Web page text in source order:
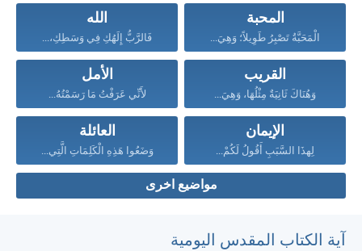
المحبة
الْمَحَبَّةُ تَصْبِرُ طَوِيلاً؛ وَهِيَ...
الله
فَالرَّبُّ إِلَهُكِ فِي وَسَطِكِ،...
القريب
وَهُنَاكَ ثَانِيَةٌ مِثْلُهَا، وَهِيَ...
الأمل
لأَنِّي عَرَفْتُ مَا رَسَمْتُهُ...
الإيمان
لِهذَا السَّبَبِ أَقُولُ لَكُمْ...
العائلة
وَضَعُوا هَذِهِ الْكَلِمَاتِ الَّتِي...
مواضيع اخرى
آية الكتاب المقدس اليومية